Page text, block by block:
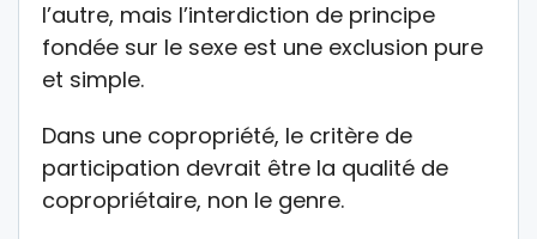
l’autre, mais l’interdiction de principe
fondée sur le sexe est une exclusion pure
et simple.
Dans une copropriété, le critère de
participation devrait être la qualité de
copropriétaire, non le genre.